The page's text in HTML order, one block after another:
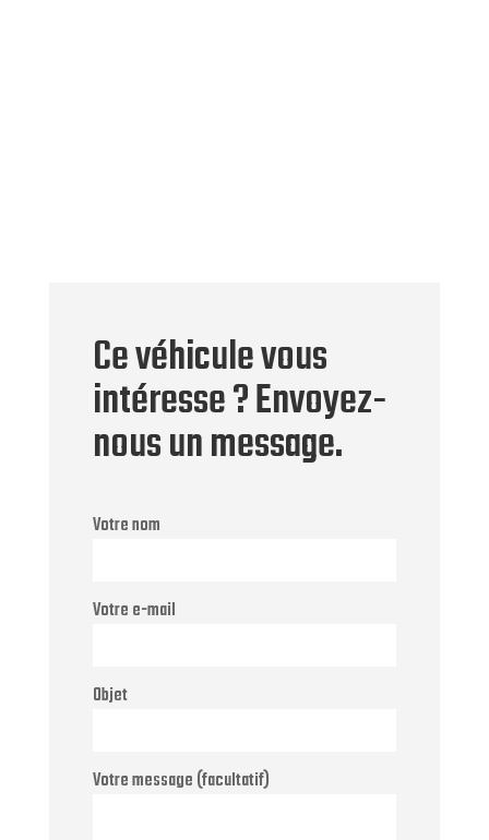
Ce véhicule vous
intéresse ? Envoyez-
nous un message.
Votre nom
Votre e-mail
Objet
Votre message (facultatif)